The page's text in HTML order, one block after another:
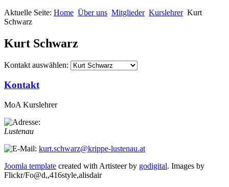
Aktuelle Seite: Home Über uns Mitglieder Kurslehrer Kurt
Schwarz
Kurt Schwarz
Kontakt auswählen:
Kontakt
MoA Kurslehrer
Lustenau
kurt.schwarz@krippe-lustenau.at
Joomla template created with Artisteer by godigital. Images by
Flickr/Fo@d,,416style,alisdair